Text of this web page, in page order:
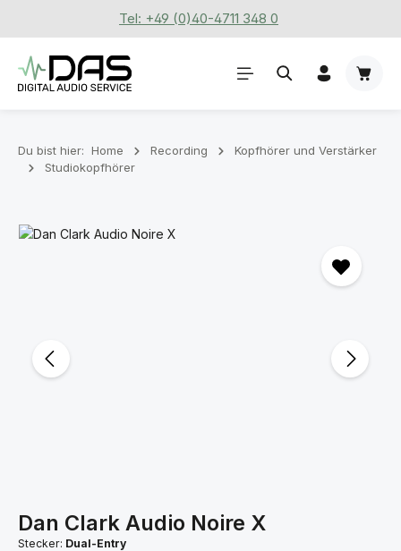
Zum Hauptinhalt springenTel: +49 (0)40-4711 348 0
Du bist hier: Home Recording
Kopfhörer und Verstärker
Studiokopfhörer
Bildergalerie überspringen
Dan Clark Audio Noire X
Stecker: Dual-Entry